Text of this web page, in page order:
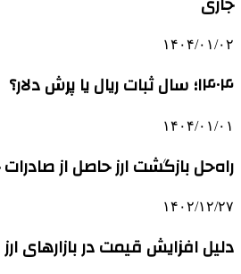
۱۴۰۴/۰۱/۰۲
۱۴۰۴؛ سال ثبات ریال یا پرش دلار؟
۱۴۰۴/۰۱/۰۱
راه‌حل بازگشت ارز حاصل از
۱۴۰۲/۱۲/۲۷
دلیل افزایش قیمت‌ در بازارهای